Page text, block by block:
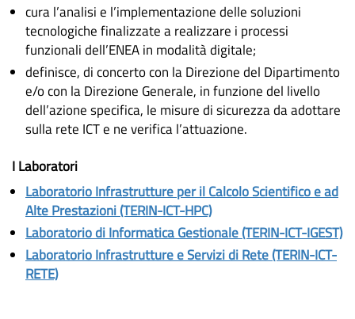
cura l’analisi e l’implementazione delle soluzioni
tecnologiche finalizzate a realizzare i processi
funzionali dell’ENEA in modalità digitale;
definisce, di concerto con la Direzione del Dipartimento
e/o con la Direzione Generale, in funzione del livello
dell’azione specifica, le misure di sicurezza da adottare
sulla rete ICT e ne verifica l’attuazione.
I Laboratori
Laboratorio Infrastrutture per il Calcolo Scientifico e ad
Alte Prestazioni (TERIN-ICT-HPC)
Laboratorio di Informatica Gestionale (TERIN-ICT-IGEST)
Laboratorio Infrastrutture e Servizi di Rete (TERIN-ICT-
RETE)